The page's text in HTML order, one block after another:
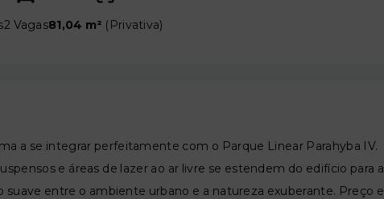
2 Vagas81,04 m² ( Privativa)
a se integrar perfeitamente com o Parque Linear Parahyba IV.
e áreas de lazer ao ar livre se estendem do edifício para a
suave entre o ambiente urbano e a natureza exuberante. Preço e